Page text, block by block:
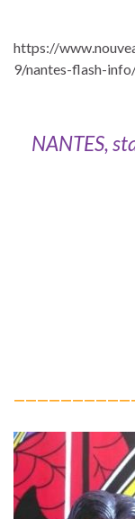
https://
9/nantes-flash-
NANTES,